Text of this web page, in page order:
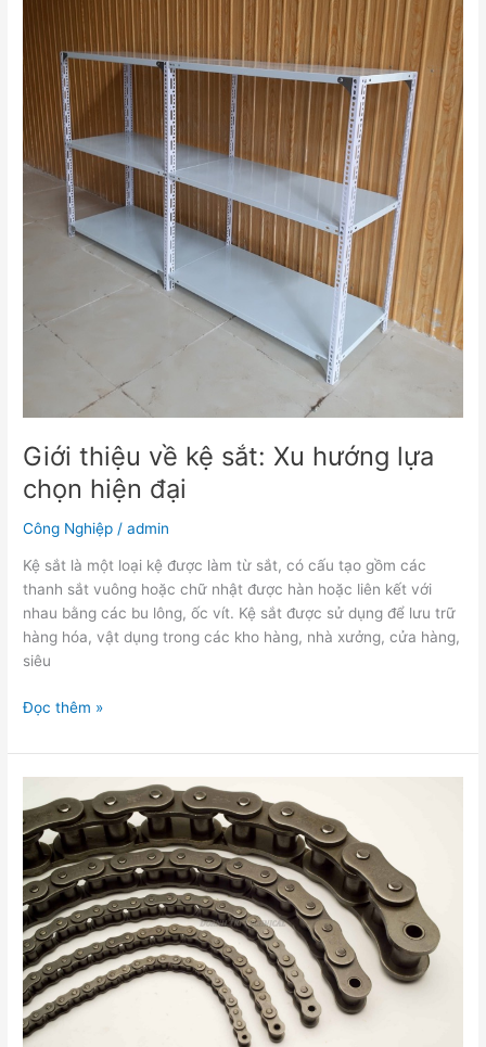
Giới thiệu về kệ sắt: Xu hướng lựa
chọn hiện đại
Công Nghiệp /admin
Kệ sắt là một loại kệ được làm từ sắt, có cấu tạo gồm các
thanh sắt vuông hoặc chữ nhật được hàn hoặc liên kết với
nhau bằng các bu lông, ốc vít. Kệ sắt được sử dụng để lưu trữ
hàng hóa, vật dụng trong các kho hàng, nhà xưởng, cửa hàng,
siêu
về
kệ
sắt:
Xu
hướng
lựa
chọn
đại
Đọc thêm »
tiêu
chuẩn
của
Nhông
Xích
công
nghiệp
mà
bạn
nên